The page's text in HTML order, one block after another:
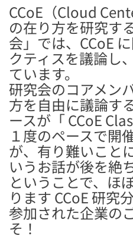
CCoE（Cloud
の在り方を研究す
会」では、CCoE
クティスを議論し
ています。
研究会のコアメン
方を自由に議論す
ースが「 CCoE
１度のペースで開
が、有り難いこと
いうお話が後を絶
ということで、ほ
ります CCoE 研究
参加された企業の
そ！